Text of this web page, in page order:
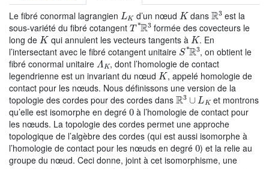
Le fibré conormal lagrangien L d’un nœud Kdansℝ3est la
sous-variété du fibré cotangent T*ℝ3formée des covecteurs le
long de Kqui annulent les vecteurs tangents à K . En
l’intersectant avec le fibré cotangent unitaire S*ℝ3, on obtient le
fibré conormal unitaire ΛK, dont l’homologie de contact
legendrienne est un invariant du nœud K, appelé homologie de
contact pour les nœuds. Nous définissons une version de la
topologie des cordes pour des cordes dans ℝ3∪LK et montrons
qu’elle est isomorphe en degré 0à l’homologie de contact pour
les nœuds. La topologie des cordes permet une approche
topologique de l’algèbre des cordes (qui est aussi isomorphe à
l’homologie de contact pour les nœuds en degré 0 ) et la relie au
groupe du nœud. Ceci donne, joint à cet isomorphisme, une